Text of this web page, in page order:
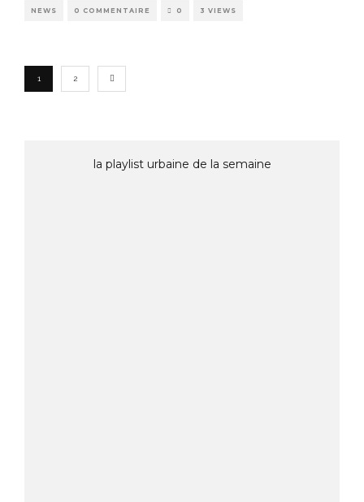
NEWS 0 COMMENTAIRE 0 3 VIEWS
1 2
la playlist urbaine de la semaine